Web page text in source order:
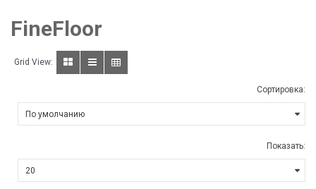
FineFloor
Grid View:
Сортировка:
Показать: